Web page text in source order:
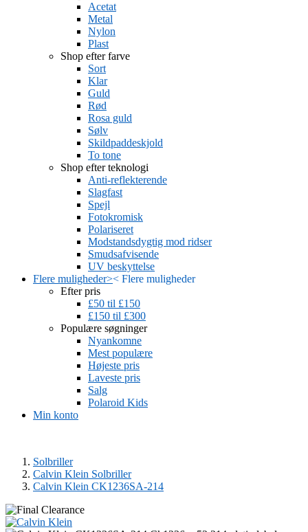
Acetat
Metal
Nylon
Plast
Shop efter farve
Sort
Klar
Guld
Rød
Rosa guld
Sølv
Skildpaddeskjold
To tone
Shop efter teknologi
Anti-reflekterende
Slagfast
Spejl
Fotokromisk
Polariseret
Modstandsdygtig mod ridser
Smudsafvisende
UV beskyttelse
Flere muligheder>< Flere muligheder
Efter pris
£50 til £150
£150 til £300
Populære søgninger
Nyankomne
Mest populære
Højeste pris
Laveste pris
Salg
Polaroid Kids
Min konto
Solbriller
Calvin Klein Solbriller
Calvin Klein CK1236SA-214